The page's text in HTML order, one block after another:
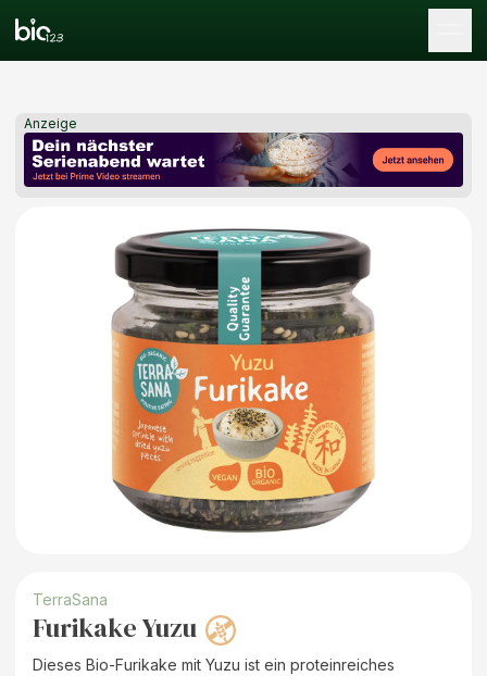
Anzeige
TerraSana
Furikake Yuzu
Dieses Bio-Furikake mit Yuzu ist ein proteinreiches